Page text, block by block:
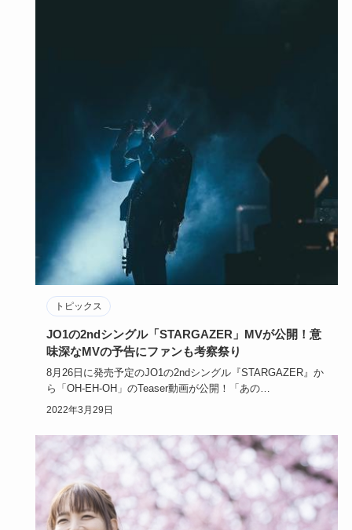
トピックス
JO1の2ndシングル「STARGAZER」MVが公開！意
味深なMVの予告にファンも考察祭り
8月26日に発売予定のJO1の2ndシングル『STARGAZER』か
ら「OH-EH-OH」のTeaser動画が公開！「あの…
2022年3月29日